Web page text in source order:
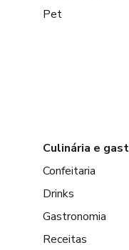
Pet
Culinária e
Confeitaria
Drinks
Gastronomia
Receitas